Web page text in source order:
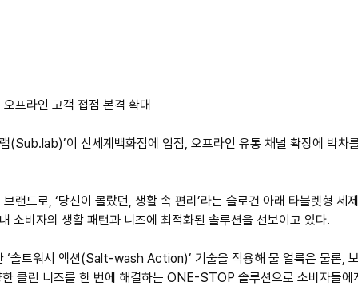
오프라인 고객 접점 본격 확대
(Sub.lab)’이 신세계백화점에 입점, 오프라인 유통 채널 확장에 박
랜드로, ‘당신이 몰랐던, 생활 속 편리’라는 슬로건 아래 타블렛형
소비자의 생활 패턴과 니즈에 최적화된 솔루션을 선보이고 있다.
‘솔트워시 액션(Salt-wash Action)’ 기술을 적용해 물 얼룩은 물론,
클린 니즈를 한 번에 해결하는 ONE-STOP 솔루션으로 소비자들에